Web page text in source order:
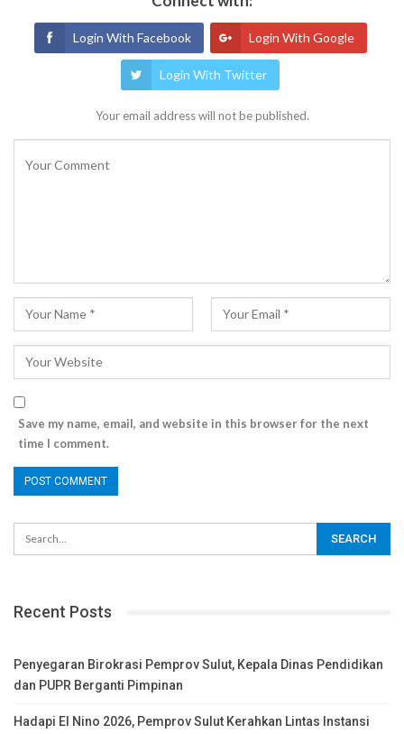
Login With Facebook Login With Google
Login With Twitter
Your email address will not be published.
Save my name, email, and website in this browser for the next
time I comment.
Recent Posts
Penyegaran Birokrasi Pemprov Sulut, Kepala Dinas Pendidikan
dan PUPR Berganti Pimpinan
Hadapi El Nino 2026, Pemprov Sulut Kerahkan Lintas Instansi